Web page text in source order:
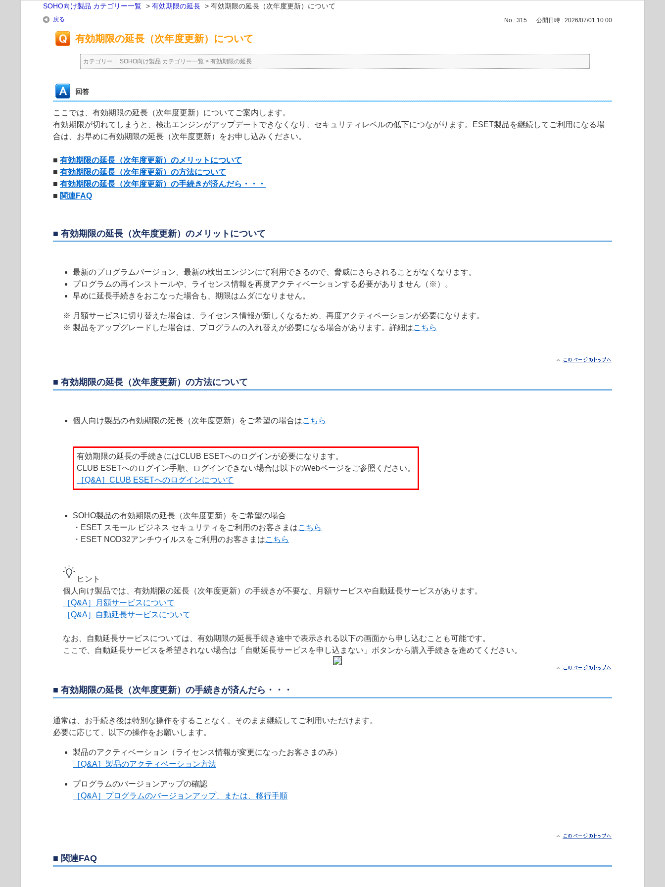
SOHO向け製品 カテゴリー一覧 > 有効期限の延長 > 有効期限の延長（次年度更新）について
戻る No : 315 公開日時 : 2026/07/01 10:00
有効期限の延長（次年度更新）について
カテゴリー : SOHO向け製品 カテゴリー一覧 > 有効期限の延長
回答
ここでは、有効期限の延長（次年度更新）についてご案内します。
有効期限が切れてしまうと、検出エンジンがアップデートできなくなり、セキュリティレベルの低下につながります。ESET製品を継続してご利用になる場
合は、お早めに有効期限の延長（次年度更新）をお申し込みください。
■ 有効期限の延長（次年度更新）のメリットについて
■ 有効期限の延長（次年度更新）の方法について
■ 有効期限の延長（次年度更新）の手続きが済んだら・・・
■ 関連FAQ
■ 有効期限の延長（次年度更新）のメリットについて
最新のプログラムバージョン、最新の検出エンジンにて利用できるので、脅威にさらされることがなくなります。
プログラムの再インストールや、ライセンス情報を再度アクティベーションする必要がありません（※）。
早めに延長手続きをおこなった場合も、期限はムダになりません。
※ 月額サービスに切り替えた場合は、ライセンス情報が新しくなるため、再度アクティベーションが必要になります。
※ 製品をアップグレードした場合は、プログラムの入れ替えが必要になる場合があります。詳細はこちら
■ 有効期限の延長（次年度更新）の方法について
個人向け製品の有効期限の延長（次年度更新）をご希望の場合はこちら
有効期限の延長の手続きにはCLUB ESETへのログインが必要になります。
CLUB ESETへのログイン手順、ログインできない場合は以下のWebページをご参照ください。
［Q&A］CLUB ESETへのログインについて
SOHO製品の有効期限の延長（次年度更新）をご希望の場合
・ESET スモール ビジネス セキュリティをご利用のお客さまはこちら
・ESET NOD32アンチウイルスをご利用のお客さまはこちら
ヒント
個人向け製品では、有効期限の延長（次年度更新）の手続きが不要な、月額サービスや自動延長サービスがあります。
［Q&A］月額サービスについて
［Q&A］自動延長サービスについて
なお、自動延長サービスについては、有効期限の延長手続き途中で表示される以下の画面から申し込むことも可能です。
ここで、自動延長サービスを希望されない場合は「自動延長サービスを申し込まない」ボタンから購入手続きを進めてください。
■ 有効期限の延長（次年度更新）の手続きが済んだら・・・
通常は、お手続き後は特別な操作をすることなく、そのまま継続してご利用いただけます。
必要に応じて、以下の操作をお願いします。
製品のアクティベーション（ライセンス情報が変更になったお客さまのみ）
［Q&A］製品のアクティベーション方法
プログラムのバージョンアップの確認
［Q&A］プログラムのバージョンアップ、または、移行手順
■ 関連FAQ